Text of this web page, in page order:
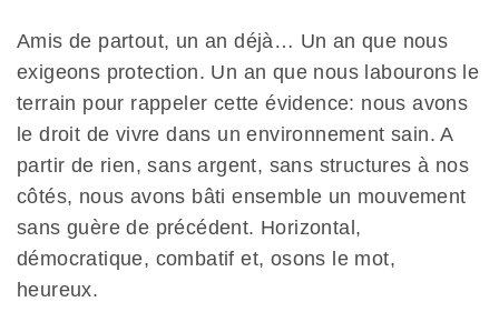
coquelicots
Amis de partout, un an déjà… Un an que nous
exigeons protection. Un an que nous labourons le
terrain pour rappeler cette évidence: nous avons
le droit de vivre dans un environnement sain. A
partir de rien, sans argent, sans structures à nos
côtés, nous avons bâti ensemble un mouvement
sans guère de précédent. Horizontal,
démocratique, combatif et, osons le mot,
heureux.